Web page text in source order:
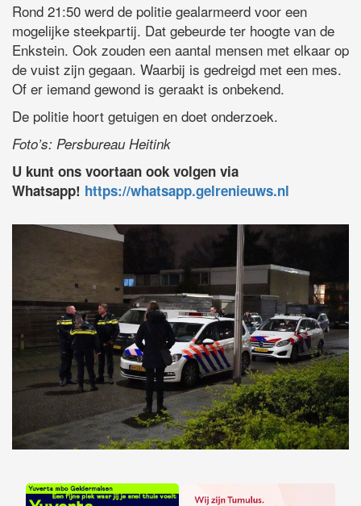
Rond 21:50 werd de politie gealarmeerd voor een
mogelijke steekpartij. Dat gebeurde ter hoogte van de
Enkstein. Ook zouden een aantal mensen met elkaar op
de vuist zijn gegaan. Waarbij is gedreigd met een mes.
Of er iemand gewond is geraakt is onbekend.
De politie hoort getuigen en doet onderzoek.
Foto’s: Persbureau Heitink
U kunt ons voortaan ook volgen via
Whatsapp! https://whatsapp.gelrenieuws.nl